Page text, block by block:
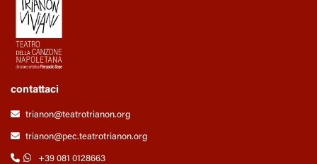
contattaci
trianon@teatrotrianon.org
trianon@pec.teatrotrianon.org
+39 081 0128663